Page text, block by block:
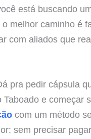
está buscando
melhor caminho é
com aliados que
pra pedir cápsula
Taboado e começar
com um método
sem precisar